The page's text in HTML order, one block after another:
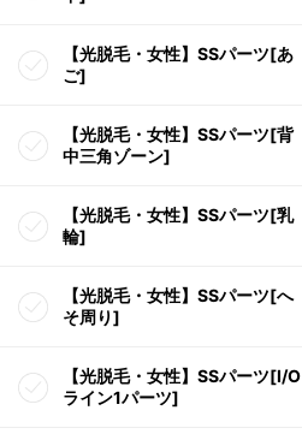
【光脱毛・女性】SSパーツ[あ
ご]
【光脱毛・女性】SSパーツ[背
中三角ゾーン]
【光脱毛・女性】SSパーツ[乳
輪]
【光脱毛・女性】SSパーツ[へ
そ周り]
【光脱毛・女性】SSパーツ[I/O
ライン1パーツ]